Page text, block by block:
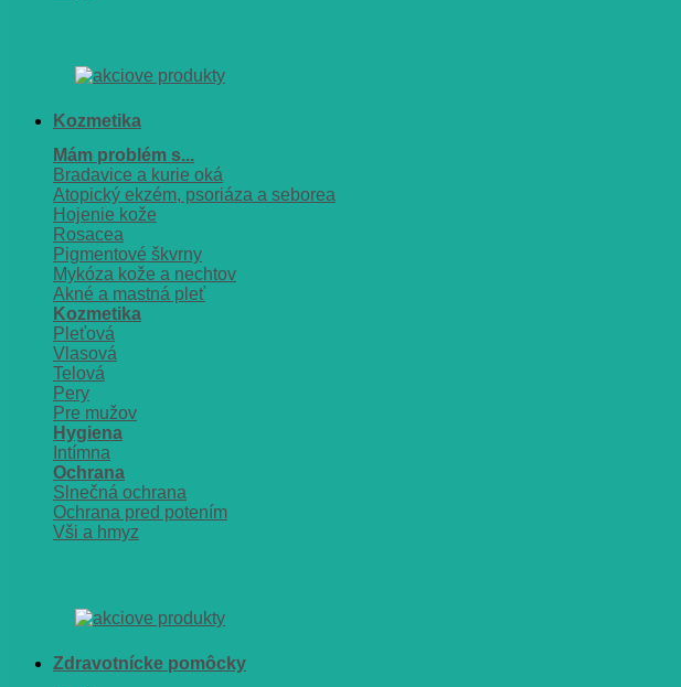
Kozmetika
Mám problém s...
Bradavice a kurie oká
Atopický ekzém, psoriáza a seborea
Hojenie kože
Rosacea
Pigmentové škvrny
Mykóza kože a nechtov
Akné a mastná pleť
Kozmetika
Pleťová
Vlasová
Telová
Pery
Pre mužov
Hygiena
Intímna
Ochrana
Slnečná ochrana
Ochrana pred potením
Vši a hmyz
Zdravotnícke pomôcky